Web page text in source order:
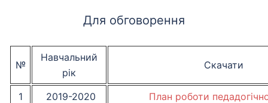
Для обговорення
№
Навчальний
рік
Скачати
1 2019-2020 План роботи